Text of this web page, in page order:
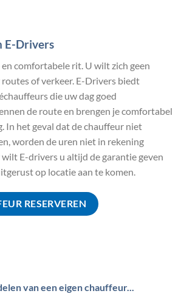
E-Drivers
comfortabele rit. U wilt zich geen
of verkeer. E-Drivers biedt
die uw dag goed
de route en brengen je comfortabel
In het geval dat de chauffeur niet
worden de uren niet in rekening
E-drivers u altijd de garantie geven
op locatie aan te komen.
RESERVEREN
van een eigen chauffeur...